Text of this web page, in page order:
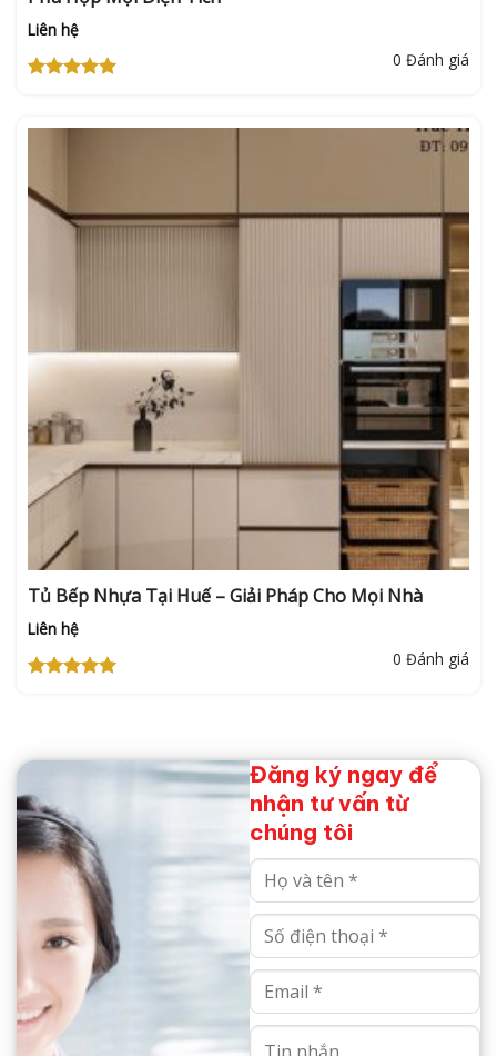
sao
0 Đánh giá
Liên hệ
Tủ Bếp Nhựa Tại Huế – Giải Pháp Cho Mọi Nhà
0 Đánh giá
Liên hệ
Đăng ký ngay để
nhận tư vấn từ
chúng tôi